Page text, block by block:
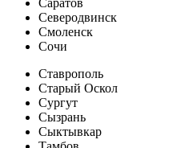
Саратов
Северодвинск
Смоленск
Сочи
Ставрополь
Старый Оскол
Сургут
Сызрань
Сыктывкар